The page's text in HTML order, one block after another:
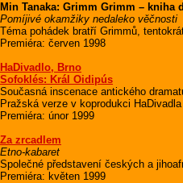
Min Tanaka: Grimm Grimm – kniha
Pomíjivé okamžiky nedaleko věčnosti
Téma pohádek bratří Grimmů,
Premiéra: červen 1998
HaDivadlo, Brno
Sofoklés: Král Oidipús
Současná inscenace antického
Pražská verze v koprodukci
Premiéra: únor 1999
Za zrcadlem
Etno-kabaret
Společné představení českých a
Premiéra: květen 1999